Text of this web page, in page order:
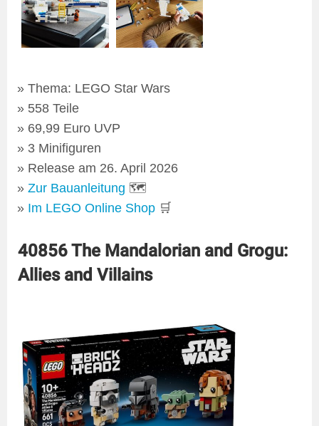
Thema: LEGO Star Wars
558 Teile
69,99 Euro UVP
3 Minifiguren
Release am 26. April 2026
Zur Bauanleitung 🗺
Im LEGO Online Shop 🛒
40856 The Mandalorian and Grogu:
Allies and Villains